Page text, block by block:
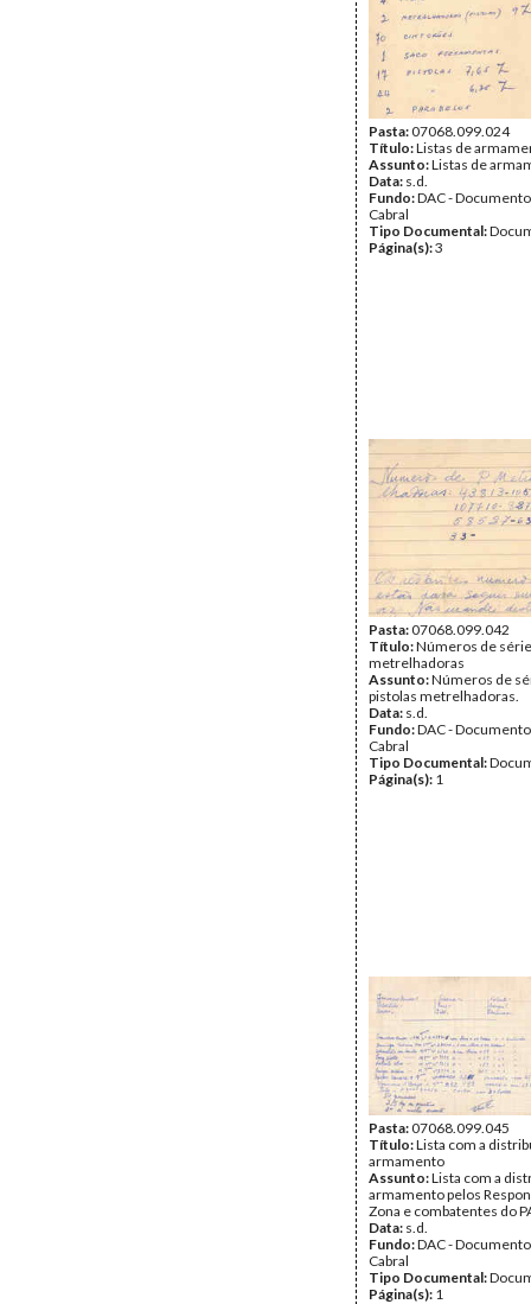
Pasta:07068.099.024
Título:Listas de
Assunto:Listas de
Data: s.d.
Fundo:DAC -
Cabral
Tipo Documental:
Página(s):3
Pasta:07068.099.042
Título:Números de
metrelhadoras
Assunto:Números de
pistolas metrelhadoras.
Data: s.d.
Fundo:DAC -
Cabral
Tipo Documental:
Página(s): 1
Pasta:07068.099.045
Título:Lista com a
armamento
Assunto:Lista com a
armamento pelos
Zona e combatentes do
Data: s.d.
Fundo:DAC -
Cabral
Tipo Documental:
Página(s): 1